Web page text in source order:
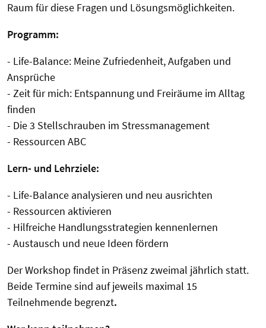
Raum für diese Fragen und Lösungsmöglichkeiten.
Programm:
- Life-Balance: Meine Zufriedenheit, Aufgaben und
Ansprüche
- Zeit für mich: Entspannung und Freiräume im Alltag
finden
- Die 3 Stellschrauben im Stressmanagement
- Ressourcen ABC
Lern- und Lehrziele:
- Life-Balance analysieren und neu ausrichten
- Ressourcen aktivieren
- Hilfreiche Handlungsstrategien kennenlernen
- Austausch und neue Ideen fördern
Der Workshop findet in Präsenz zweimal jährlich statt.
Beide Termine sind auf jeweils maximal 15
Teilnehmende begrenzt.